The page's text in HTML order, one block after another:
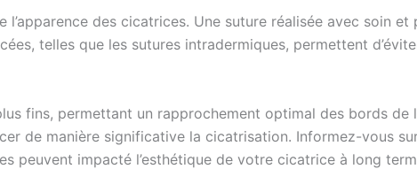
des cicatrices. Une suture réalisée avec soin
telles que les sutures intradermiques, permettent
fins, permettant un rapprochement optimal des bords de
de manière significative la cicatrisation. Informez-vous
peuvent impacté l’esthétique de votre cicatrice à long